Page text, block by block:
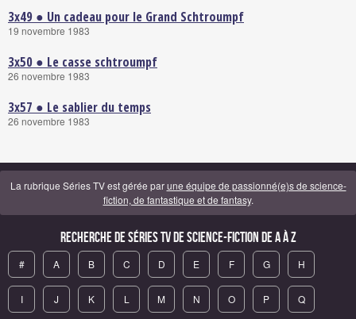
3x49 ● Un cadeau pour le Grand Schtroumpf
19 novembre 1983
3x50 ● Le casse schtroumpf
26 novembre 1983
3x57 ● Le sablier du temps
26 novembre 1983
La rubrique Séries TV est gérée parune équipe de passionné(e)s de science-
fiction, de fantastique et de fantasy.
Recherche de Séries TV de science-fiction de A à Z
# A B C D E F G H
I J K L M N O P Q